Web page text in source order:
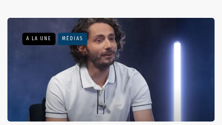
A LA UNE MÉDIAS